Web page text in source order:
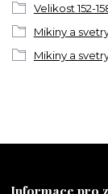
Velikost 152-
Mikiny a
Mikiny a
Informace pro